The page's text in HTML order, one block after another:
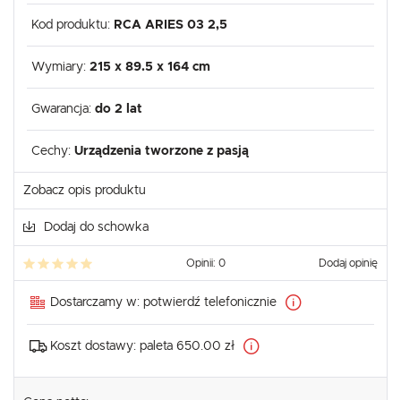
Kod produktu: RCA ARIES 03 2,5
Wymiary: 215 x 89.5 x 164 cm
Gwarancja: do 2 lat
Cechy: Urządzenia tworzone z pasją
Zobacz opis produktu
Dodaj do schowka
Opinii: 0 Dodaj opinię
Dostarczamy w: potwierdź telefonicznie
Koszt dostawy: paleta 650.00 zł